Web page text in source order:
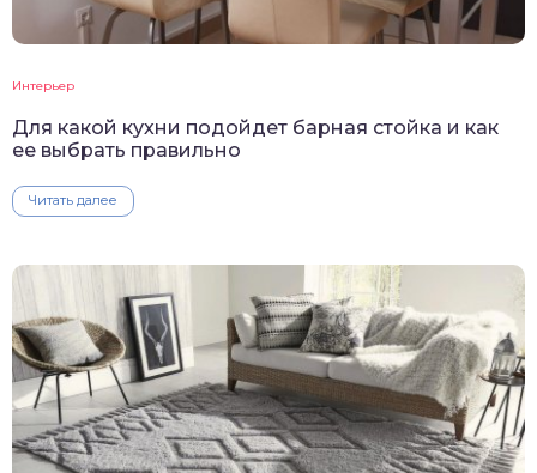
Интерьер
Для какой кухни подойдет барная стойка и как
ее выбрать правильно
Читать далее